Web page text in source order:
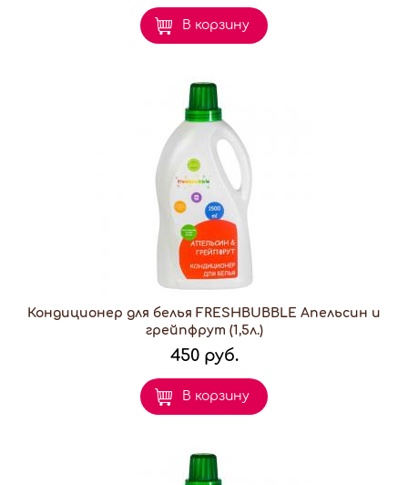
В корзину
Кондиционер для белья FRESHBUBBLE Апельсин и
грейпфрут (1,5л.)
450 руб.
В корзину